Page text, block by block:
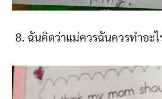
8. ฉันคิดว่าแม่ควรฉันควรทำอะไ